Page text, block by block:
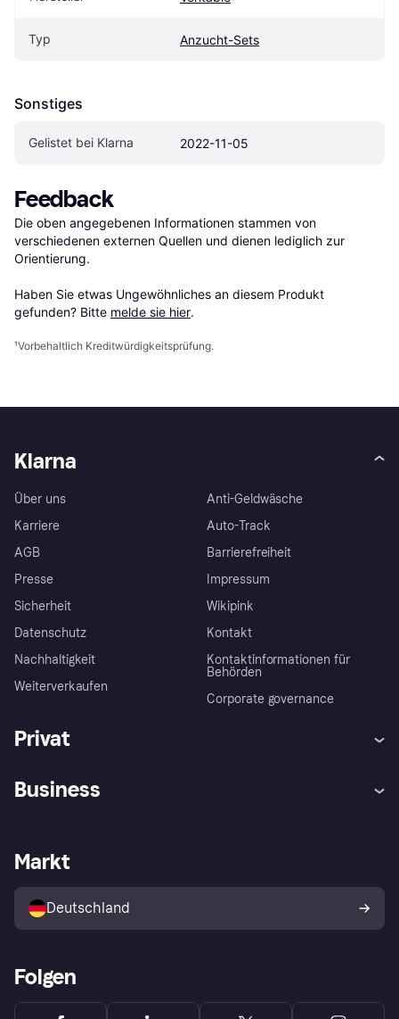
Typ Anzucht-Sets
Sonstiges
Gelistet bei Klarna 2022-11-05
Feedback
Die oben angegebenen Informationen stammen von
verschiedenen externen Quellen und dienen lediglich zur
Orientierung.
Haben Sie etwas Ungewöhnliches an diesem Produkt
gefunden? Bitte melde sie hier.
¹Vorbehaltlich Kreditwürdigkeitsprüfung.
Klarna
Über uns
Karriere
AGB
Presse
Sicherheit
Datenschutz
Nachhaltigkeit
Weiterverkaufen
Anti-Geldwäsche
Auto-Track
Barrierefreiheit
Impressum
Wikipink
Kontakt
Kontaktinformationen für
Behörden
Corporate governance
Privat
Klarna App
Shops entdecken
Käuferschutzrichtlinie
Dein Widerrufsrecht
Business
Händlerportal
Markt
Deutschland
Folgen